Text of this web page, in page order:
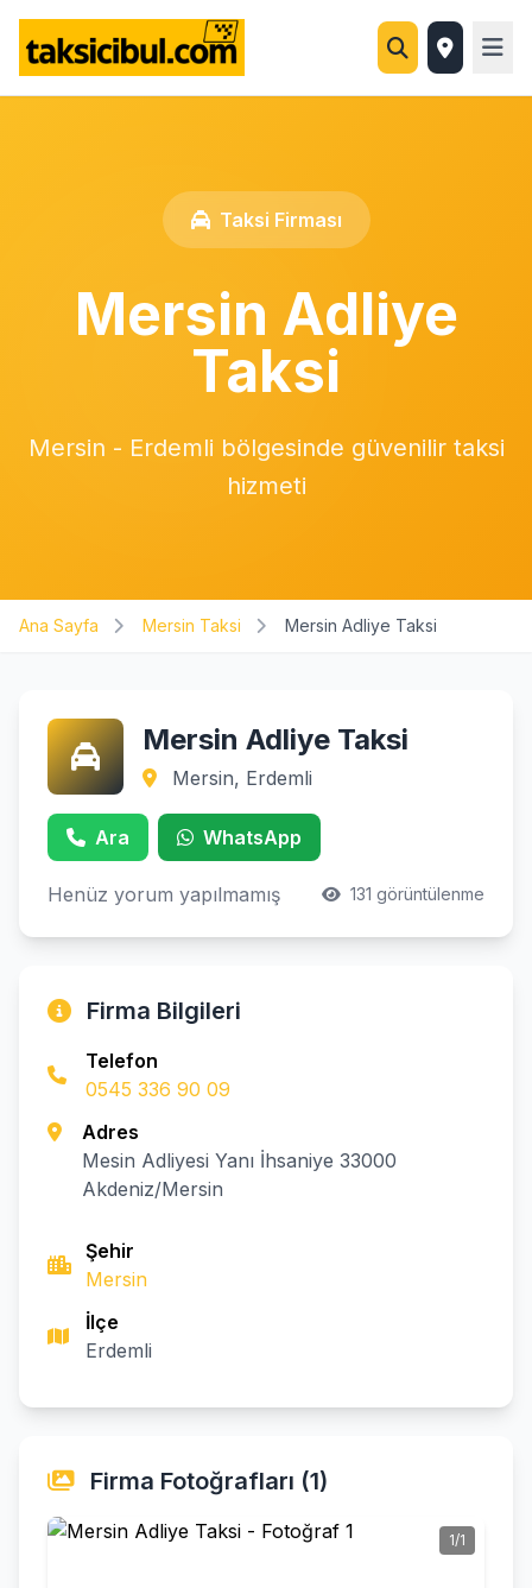
Taksi Firması
Mersin Adliye
Taksi
Mersin - Erdemli bölgesinde güvenilir taksi
hizmeti
Ana Sayfa Mersin Taksi Mersin Adliye Taksi
Mersin Adliye Taksi
Mersin, Erdemli
Ara WhatsApp
Henüz yorum yapılmamış 131 görüntülenme
Firma Bilgileri
Telefon
0545 336 90 09
Adres
Mesin Adliyesi Yanı İhsaniye 33000
Akdeniz/Mersin
Şehir
Mersin
İlçe
Erdemli
Firma Fotoğrafları (1)
1/1